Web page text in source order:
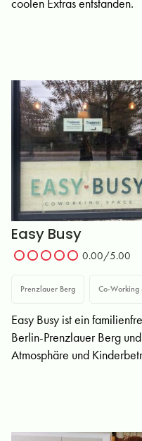
Easy Busy
0.00/5.00
Prenzlauer Berg Co-Working
Easy Busy ist ein
Berlin-Prenzlauer Berg
Atmosphäre und